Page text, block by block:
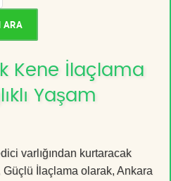
ARA
Kene İlaçlama
Yaşam
varlığından kurtaracak
İlaçlama olarak, Ankara